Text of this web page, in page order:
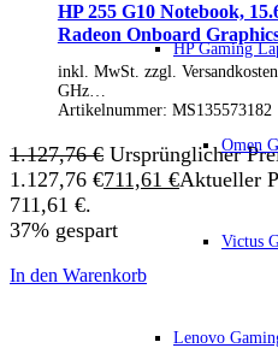
HP Gaming
Omen
Victus
Lenovo
MSI Desktop
Zotac PC
PC-Hardware
Arbeitsspeicher
Gaming Grafikkarte
Grafikkarten
Kühlung
Laufwerke
Prozessoren
Gaming Laptops
HP 255 G10 Notebook,
Radeon Onboard
inkl. MwSt. zzgl.
GHz…
Artikelnummer: MS135573182
1.127,76€ Ursprünglicher
1.127,76 €711,61 €Aktueller
711,61 €.
37% gespart
In den Warenkorb